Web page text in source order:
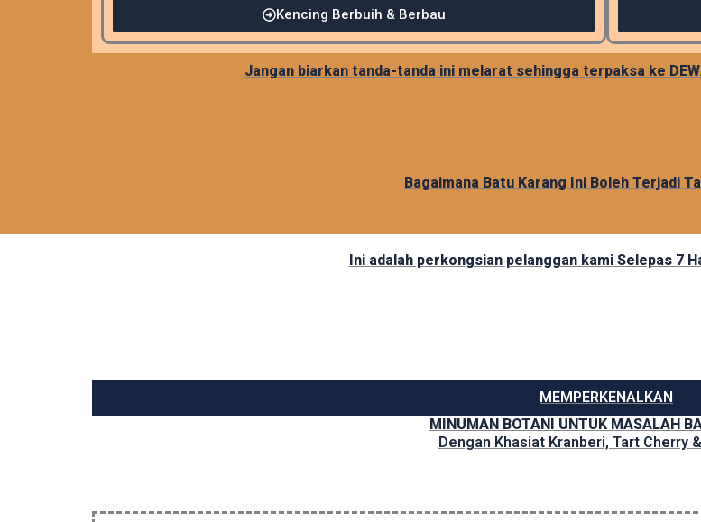
Kencing Berbuih & Berbau
Jangan biarkan tanda-tanda ini melarat sehingga terpaksa ke
Bagaimana Batu Karang Ini Boleh Terjadi
Ini adalah perkongsian pelanggan kami Selepas 7
MEMPERKENALKAN
MINUMAN BOTANI UNTUK MASALAH
Dengan Khasiat Kranberi, Tart Cherry